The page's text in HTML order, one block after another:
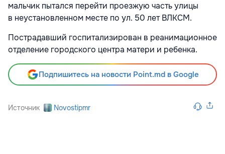
мальчик пытался перейти проезжую часть улицы
в неустановленном месте по ул. 50 лет ВЛКСМ.
Пострадавший госпитализирован в реанимационное
отделение городского центра матери и ребенка.
Подпишитесь на новости Point.md в Google
Источник Novostipmr